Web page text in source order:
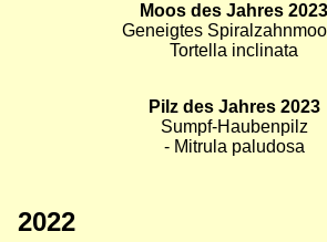
Moos des Jahres 2023
Geneigtes
Tortella inclinata
Pilz des Jahres 2023
Sumpf-Haubenpilz
- Mitrula paludosa
2022